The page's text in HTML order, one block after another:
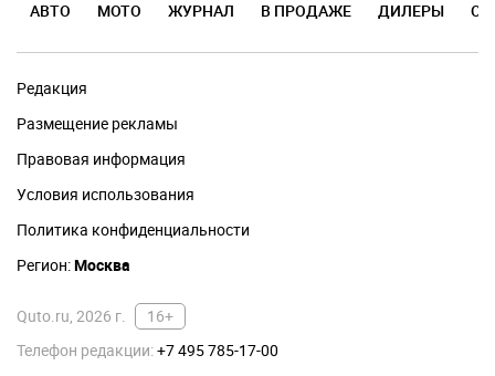
АВТО МОТО ЖУРНАЛ В ПРОДАЖЕ ДИЛЕРЫ
Редакция
Размещение рекламы
Правовая информация
Условия использования
Политика конфиденциальности
Регион:Москва
Quto.ru, 2026 г.
16+
Телефон редакции:+7 495 785-17-00